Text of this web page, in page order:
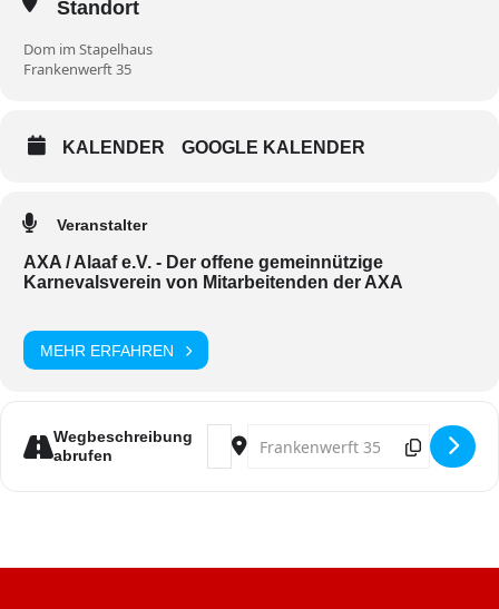
Standort
Dom im Stapelhaus
Frankenwerft 35
KALENDER GOOGLE KALENDER
Veranstalter
AXA / Alaaf e.V. - Der offene gemeinnützige
Karnevalsverein von Mitarbeitenden der AXA
MEHR ERFAHREN
Wegbeschreibung
abrufen
Address - AXA/Alaaf Kostümparty 8.0
Destination Address - AXA/